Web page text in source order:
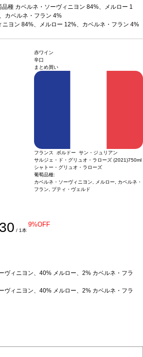
品種 カベルネ・ソーヴィニヨン 84%、メルロー 1
カベルネ・フラン 4%
ニヨン 84%、メルロー 12%、カベルネ・フラン 4%
赤ワイン
辛口
まとめ買い
フランス ボルドー サン・ジュリアン
サルジェ・ド・グリュオ・ラローズ (2021)750ml
シャトー・グリュオ・ラローズ
葡萄品種:
カベルネ・ソーヴィニヨン, メルロー, カベルネ・
フラン, プティ・ヴェルド
/ 1本
9%OFF
ヴィニヨン、40% メルロー、2% カベルネ・フラ
ヴィニヨン、40% メルロー、2% カベルネ・フラ